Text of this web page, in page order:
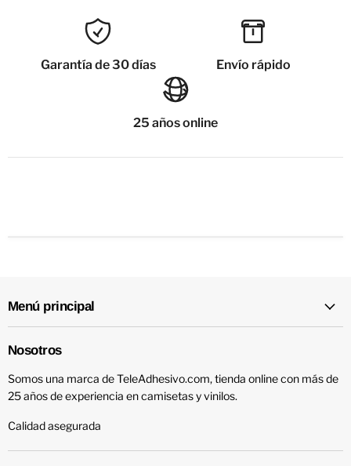
Garantía de 30 días Envío rápido
25 años online
Menú principal
Nosotros
Somos una marca de TeleAdhesivo.com, tienda online con más de
25 años de experiencia en camisetas y vinilos.
Calidad asegurada